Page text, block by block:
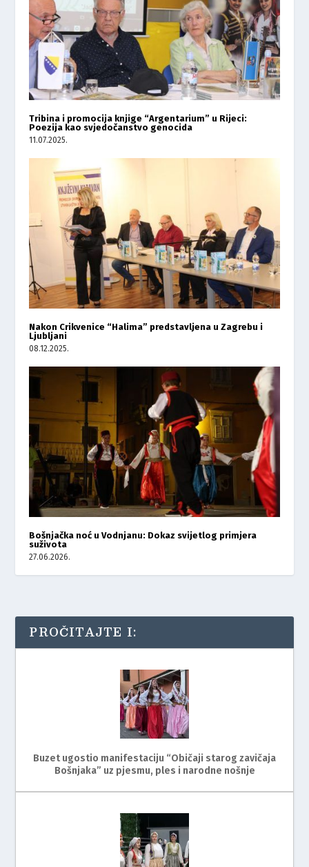
Tribina i promocija knjige “Argentarium” u Rijeci:
Poezija kao svjedočanstvo genocida
11.07.2025.
Nakon Crikvenice “Halima” predstavljena u Zagrebu i
Ljubljani
08.12.2025.
Bošnjačka noć u Vodnjanu: Dokaz svijetlog primjera
suživota
27.06.2026.
PROČITAJTE I:
Buzet ugostio manifestaciju “Običaji starog zavičaja
Bošnjaka” uz pjesmu, ples i narodne nošnje